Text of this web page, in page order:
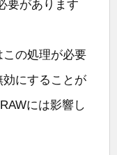
要があります
の処理が必要
にすることが
には影響し